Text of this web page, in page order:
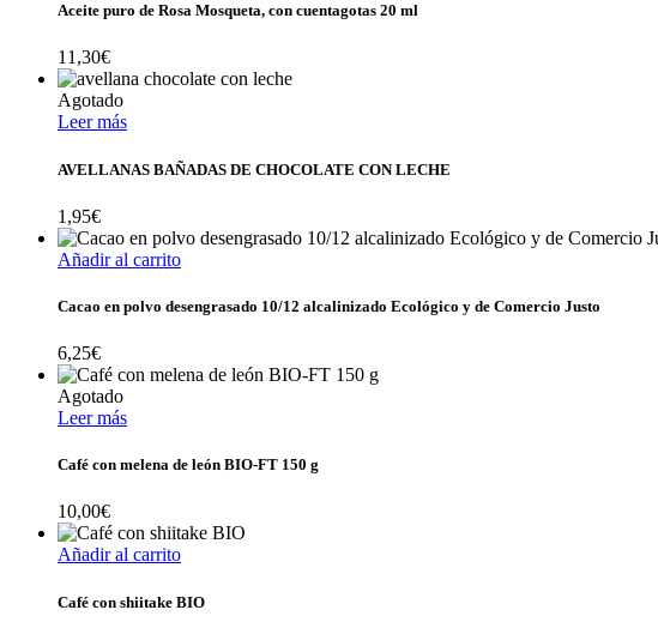
Aceite puro de Rosa Mosqueta, con cuentagotas 20 ml
11,30€
Agotado
Leer más
AVELLANAS BAÑADAS DE CHOCOLATE CON LECHE
1,95€
Añadir al carrito
Cacao en polvo desengrasado 10/12 alcalinizado Ecológico y de Comercio Justo
6,25€
Agotado
Leer más
Café con melena de león BIO-FT 150 g
10,00€
Añadir al carrito
Café con shiitake BIO